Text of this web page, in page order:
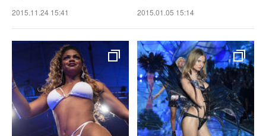
2015.11.24 15:41 2015.01.05 15:14